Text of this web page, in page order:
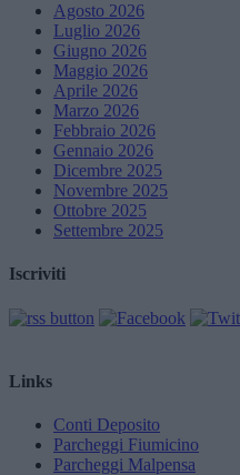
Agosto 2026
Luglio 2026
Giugno 2026
Maggio 2026
Aprile 2026
Marzo 2026
Febbraio 2026
Gennaio 2026
Dicembre 2025
Novembre 2025
Ottobre 2025
Settembre 2025
Iscriviti
Links
Conti Deposito
Parcheggi Fiumicino
Parcheggi Malpensa